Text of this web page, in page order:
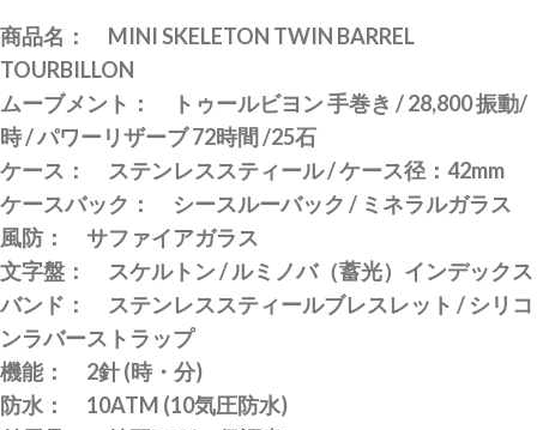
商品名： MINI SKELETON TWIN BARREL
TOURBILLON
ムーブメント： トゥールビヨン 手巻き / 28,800 振動/
時 / パワーリザーブ 72時間 /25石
ケース： ステンレススティール / ケース径：42mm
ケースバック： シースルーバック / ミネラルガラス
風防： サファイアガラス
文字盤： スケルトン / ルミノバ（蓄光）インデックス
バンド： ステンレススティールブレスレット / シリコ
ンラバーストラップ
機能： 2針 (時・分)
防水： 10ATM (10気圧防水)